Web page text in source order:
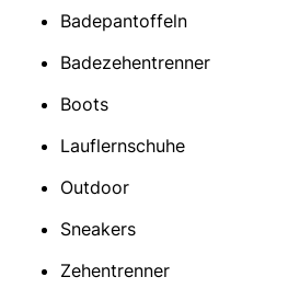
Badepantoffeln
Badezehentrenner
Boots
Lauflernschuhe
Outdoor
Sneakers
Zehentrenner